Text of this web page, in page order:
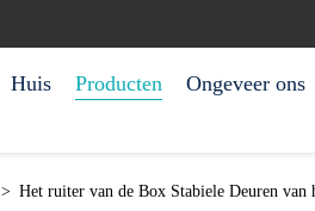
Huis Producten Ongeveer ons
> Het ruiter van de Box Stabiele Deuren van